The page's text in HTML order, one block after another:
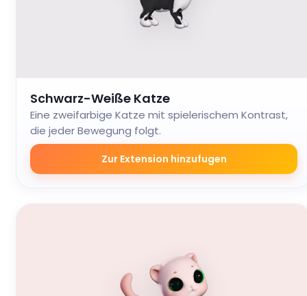
Schwarz-Weiße Katze
Eine zweifarbige Katze mit spielerischem Kontrast,
die jeder Bewegung folgt.
Zur Extension hinzufugen